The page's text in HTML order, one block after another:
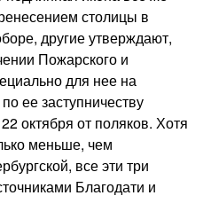
столицы в
другие утверждают,
Пожарского и
для нее на
ее заступничеству
октября от поляков. Хотя
меньше, чем
все эти три
Благодати и